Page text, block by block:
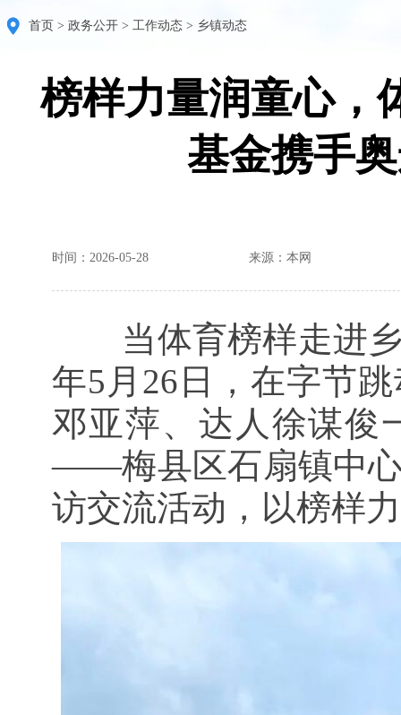
首页 > 政务公开 > 工作动态 > 乡镇动态
榜样力量润童心，
基金携手
时间：2026-05-28 来源：本网
当体育榜样走进
年5月26日，在字节
邓亚萍、达人徐谋俊
——梅县区石扇镇中心
访交流活动，以榜样